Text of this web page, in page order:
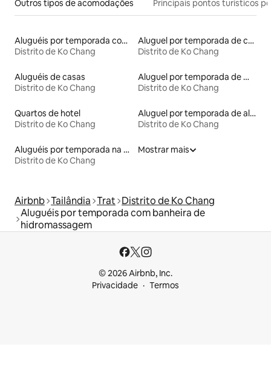
Outros tipos de acomodações Principais pontos turísticos
Aluguéis por temporada com acesso ao lago
Distrito de Ko Chang
Aluguel por temporada de casas de hóspedes
Distrito de Ko Chang
Aluguéis de casas
Distrito de Ko Chang
Aluguel por temporada de microcasas
Distrito de Ko Chang
Quartos de hotel
Distrito de Ko Chang
Aluguel por temporada de alojamentos ecológicos
Distrito de Ko Chang
Aluguéis por temporada na orla
Distrito de Ko Chang
Mostrar mais
Airbnb Tailândia Trat Distrito de Ko Chang
Aluguéis por temporada com banheira de
hidromassagem
© 2026 Airbnb, Inc.
Privacidade
Termos